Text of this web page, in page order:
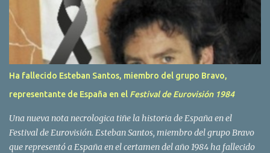
s
Ha fallecido Esteban Santos, miembro del grupo Bravo,
representante de España en el Festival de Eurovisión 1984
Una nueva nota necrologica tiñe la historia de España en el
Festival de Eurovisión. Esteban Santos, miembro del grupo Bravo
que representó a España en el certamen del año 1984 ha fallecido